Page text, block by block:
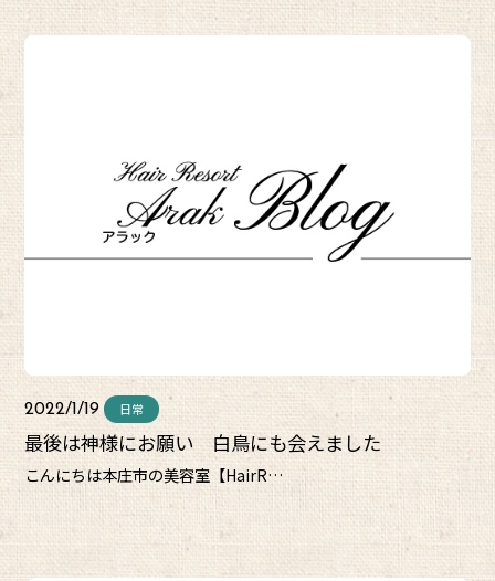
2022/1/19 日常
最後は神様にお願い 白鳥にも会えました
こんにちは本庄市の美容室【HairR…